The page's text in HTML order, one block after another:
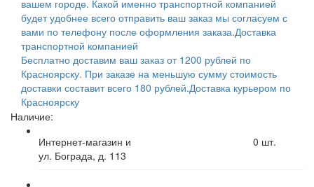
вашем городе. Какой именно транспортной компанией
будет удобнее всего отправить ваш заказ мы согласуем с
вами по телефону после оформления заказа.Доставка
транспортной компанией
Бесплатно доставим ваш заказ от 1200 рублей по
Красноярску. При заказе на меньшую сумму стоимость
доставки составит всего 180 рублей.Доставка курьером по
Красноярску
Наличие:
Интернет-магазин и
ул. Бограда, д. 113
0 шт.